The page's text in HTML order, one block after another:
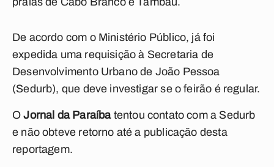
De acordo com o Ministério Público, já foi
expedida uma requisição à Secretaria de
Desenvolvimento Urbano de João Pessoa
(Sedurb), que deve investigar se o feirão é regular.
O Jornal da Paraíbatentou contato com a Sedurb
e não obteve retorno até a publicação desta
reportagem.